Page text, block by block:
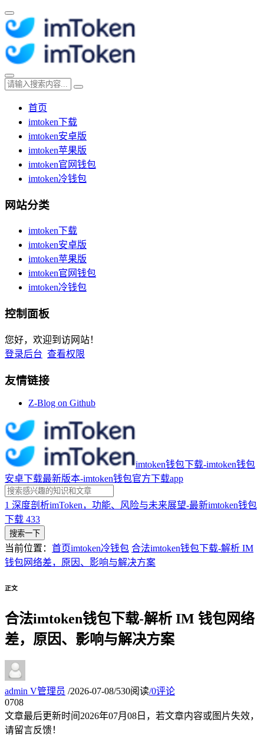
首页
imtoken下载
imtoken安卓版
imtoken苹果版
imtoken官网钱包
imtoken冷钱包
网站分类
imtoken下载
imtoken安卓版
imtoken苹果版
imtoken官网钱包
imtoken冷钱包
控制面板
您好，欢迎到访网站！
登录后台 查看权限
友情链接
Z-Blog on Github
imtoken钱包下载-imtoken钱包
安卓下载最新版本-imtoken钱包官方下载app
1 深度剖析imToken，功能、风险与未来展望-最新imtoken钱包
下载 433
搜索一下
当前位置： 首页imtoken冷钱包 合法imtoken钱包下载-解析 IM
钱包网络差，原因、影响与解决方案
正文
合法imtoken钱包下载-解析 IM 钱包网络
差，原因、影响与解决方案
admin V管理员 /2026-07-08/530阅读/0评论
0708
文章最后更新时间 2026年07月08日 ，若文章内容或图片失效，
请留言反馈！